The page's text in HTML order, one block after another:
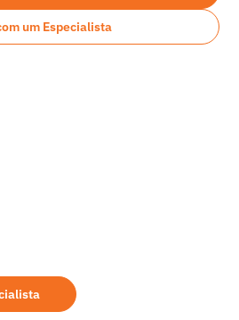
um Especialista